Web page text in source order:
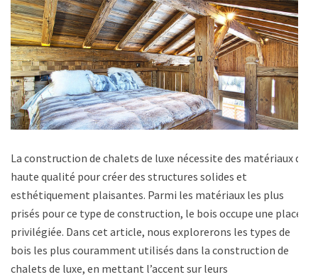
La construction de chalets de luxe nécessite des matériaux de
haute qualité pour créer des structures solides et
esthétiquement plaisantes. Parmi les matériaux les plus
prisés pour ce type de construction, le bois occupe une place
privilégiée. Dans cet article, nous explorerons les types de
bois les plus couramment utilisés dans la construction de
chalets de luxe, en mettant l’accent sur leurs